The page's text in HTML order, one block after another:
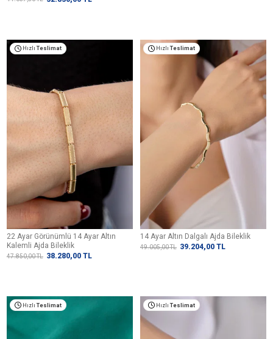
Hızlı Teslimat
22 Ayar Görünümlü 14 Ayar Altın
Kalemli Ajda Bileklik
47.850,00TL 38.280,00 TL
Hızlı Teslimat
14 Ayar Altın Dalgalı Ajda Bileklik
49.005,00TL 39.204,00 TL
Hızlı Teslimat Hızlı Teslimat